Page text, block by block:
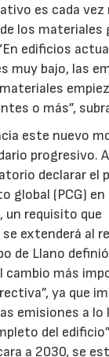
es cada vez
los materiales
edificios
muy bajo, las
o más”,
este nuevo
progresivo.
declarar el
global (PCG)
un requisito que
extenderá al
de Llano
cambio más
ya que
emisiones a lo
del
a 2030, se